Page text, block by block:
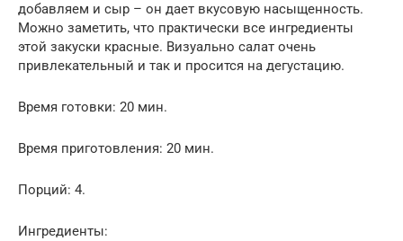
добавляем и сыр – он дает вкусовую насыщенность.
Можно заметить, что практически все ингредиенты
этой закуски красные. Визуально салат очень
привлекательный и так и просится на дегустацию.
Время готовки: 20 мин.
Время приготовления: 20 мин.
Порций: 4.
Ингредиенты: